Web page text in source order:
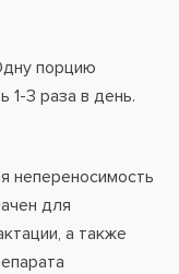
порцию
1-3 раза в день.
непереносимость
для
а также